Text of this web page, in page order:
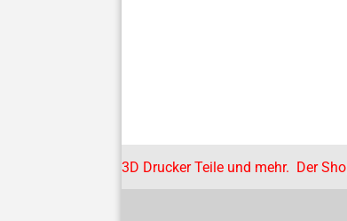
3D Drucker Teile und mehr. Der